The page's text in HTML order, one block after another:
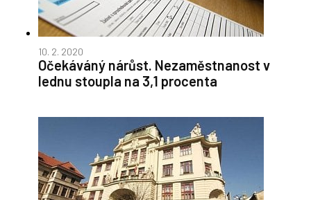
10. 2. 2020
Očekáváný nárůst. Nezaměstnanost v
lednu stoupla na 3,1 procenta